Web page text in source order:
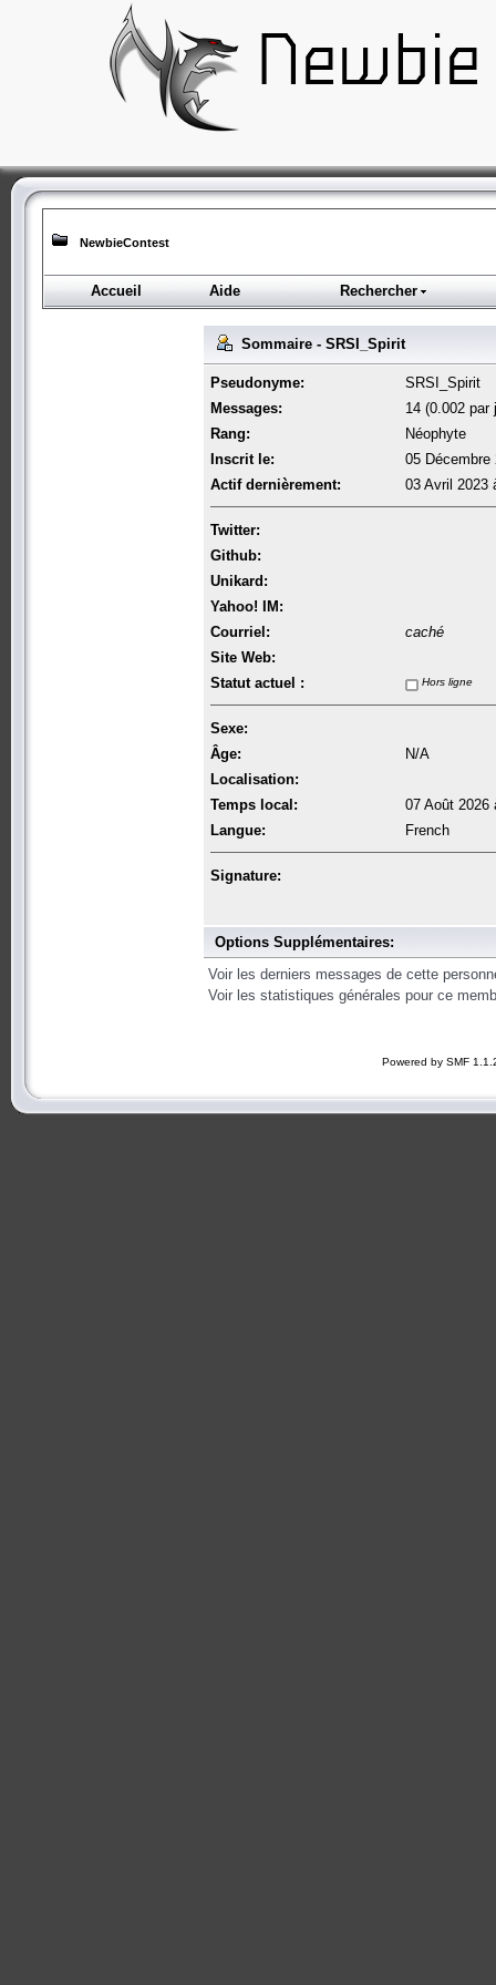
NewbieContest
Accueil Aide Rechercher
Sommaire - SRSI_Spirit
Pseudonyme:
SRSI_Spirit
Messages:
14 (0.002 par
Rang:
Néophyte
Inscrit le:
05 Décembre
Actif dernièrement:
03 Avril 2023
Twitter:
Github:
Unikard:
Yahoo! IM:
Courriel:
caché
Site Web:
Statut actuel :
Hors ligne
Sexe:
Âge:
N/A
Localisation:
Temps local:
07 Août 2026
Langue:
French
Signature:
Options Supplémentaires:
Voir les derniers messages de cette
Voir les statistiques générales pour ce
Powered by SMF